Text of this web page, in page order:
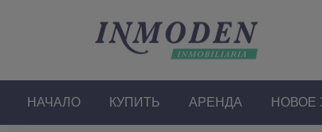
НАЧАЛО КУПИТЬ АРЕНДА НОВОЕ